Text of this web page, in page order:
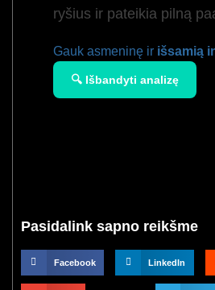
ryšius ir pateikia pilną
Gauk asmeninę ir išsamią
🔍 Išbandyti analizę
Pasidalink sapno reikšme
Facebook LinkedIn